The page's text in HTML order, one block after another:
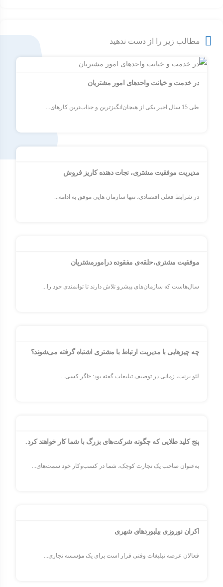
مطالب زیر را از دست ندهید
در خدمت و خیانت واحدهای امور مشتریان
طی 15 سال اخیر یکی از هیجان‌انگیزترین و جذاب‌ترین کارهای...
مدیریت موفقیت مشتری، نجات دهنده کاریز فروش
در شرایط فعلی اقتصادی، تنها سازمان هایی موفق به ادامه...
موفقیت مشتری،حلقه‌ی مفقوده درامورمشتریان
سال‌هاست که سازمان‌های پیشرو تلاش دارند تا توانمندی خود را...
چه چیزهایی با مدیریت ارتباط با مشتری اشتباه گرفته می‌شوند؟
لئو برنت، زمانی در توصیف تبلیغات گفته بود: «اگر کسی...
پنج کلید طلایی که چگونه شرکت‌های بزرگ با شما کار خواهند کرد.
به‌عنوان صاحب یک تجارت کوچک، شما در کسب‌وکار خود سمت‌های...
اکران نوروزی بیلبوردهای شهری
فعالان عرصه تبلیغات وقتی قرار است برای یک مؤسسه تجاری...